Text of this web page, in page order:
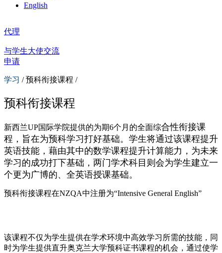
English
代理
与学生大使交流
申请
学习 / 预科衔接课程 /
预科衔接课程
新西兰UP国际学院提供的为期6个月的全面综合性衔接课
程，旨在为预科学习打好基础。学生将通过该课程提升
英语技能，藉由其中的数学课程提升计算能力，为未来
学习的成功打下基础，两门学术科目则会为学生建立一
个更为广博的、全英语授课基础。
预科衔接课程在NZQA中注册为“Intensive General English”
该课程不仅为学生提供在学术环境中高效学习所需的技能，同
时为学生提供直升奥克兰大学预科证书课程的机会，通过使学